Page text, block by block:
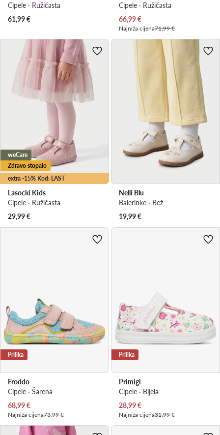
Cipele · Ružičasta
61,99€
Cipele · Ružičasta
Trenutna cijena
66,99€
Najniža cijena71,99 €
extra -15% Kod: LAST
weCare
Zdravo stopalo
Lasocki Kids
Cipele · Ružičasta
29,99€
Nelli Blu
Balerinke · Bež
19,99€
Prilika
Froddo
Cipele · Šarena
Trenutna cijena
68,99€
Najniža cijena73,99 €
Prilika
Primigi
Cipele · Bijela
Trenutna cijena
28,99€
Najniža cijena31,99 €